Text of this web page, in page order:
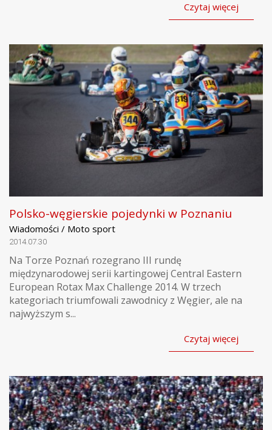
Czytaj więcej
Polsko-węgierskie pojedynki w Poznaniu
Wiadomości / Moto sport
2014.07.30
Na Torze Poznań rozegrano III rundę
międzynarodowej serii kartingowej Central Eastern
European Rotax Max Challenge 2014. W trzech
kategoriach triumfowali zawodnicy z Węgier, ale na
najwyższym s...
Czytaj więcej